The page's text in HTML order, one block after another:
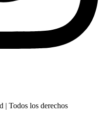
Todos los derechos